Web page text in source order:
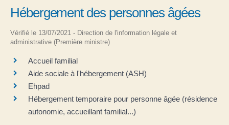
Hébergement des personnes âgées
Vérifié le 13/07/2021 - Direction de l'information légale et
administrative (Première ministre)
Accueil familial
Aide sociale à l'hébergement (ASH)
Ehpad
Hébergement temporaire pour personne âgée (résidence
autonomie, accueillant familial...)